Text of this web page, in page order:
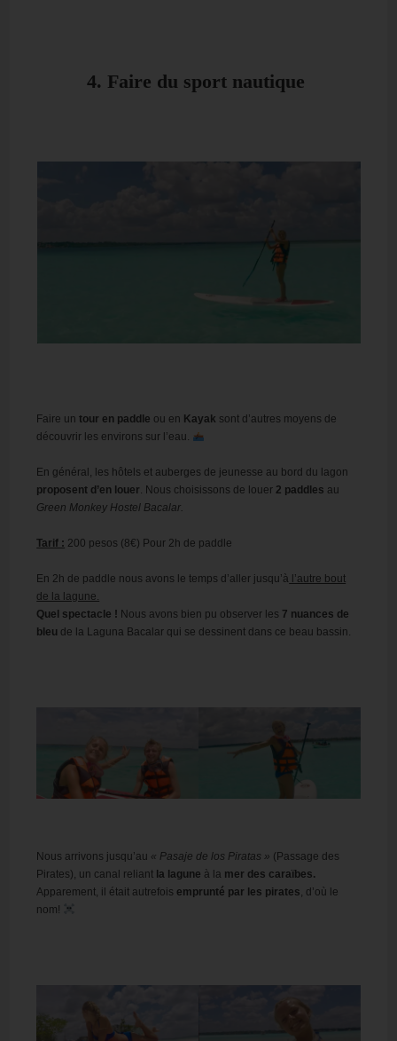
4. Faire du sport nautique
Faire untour en paddle ou en Kayak sont d’autres moyens de
découvrir les environs sur l’eau.
En général, les hôtels et auberges de jeunesse au bord du lagon
proposent d’en louer. Nous choisissons de louer 2 paddles au
Green Monkey Hostel Bacalar.
Tarif : 200 pesos (8€) Pour 2h de paddle
En 2h de paddle nous avons le temps d’aller jusqu’à l’autre bout
de la lagune.
Quel spectacle ! Nous avons bien pu observer les 7 nuances de
bleu de la Laguna Bacalar qui se dessinent dans ce beau bassin.
Nous arrivons jusqu’au « Pasaje de los Piratas » (Passage des
Pirates), un canal reliant la lagune à la mer des caraïbes.
Apparement, il était autrefois emprunté par les pirates , d’où le
nom!